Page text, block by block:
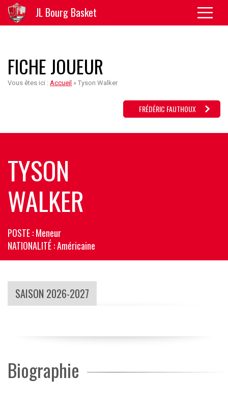
JL Bourg Basket
FICHE JOUEUR
Vous êtes ici : Accueil » Tyson Walker
FRÉDÉRIC FAUTHOUX
TYSON
WALKER
POSTE: Meneur
NATIONALITÉ: Américaine
SAISON 2026-2027
Biographie